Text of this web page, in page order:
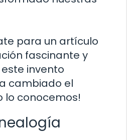
para un artículo
fascinante y
invento
cambiado el
lo conocemos!